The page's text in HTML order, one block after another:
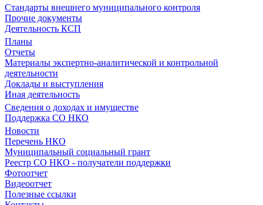
Стандарты внешнего муниципального контроля
Прочие документы
Деятельность КСП
Планы
Отчеты
Материалы экспертно-аналитической и контрольной
деятельности
Доклады и выступления
Иная деятельность
Сведения о доходах и имуществе
Поддержка СО НКО
Новости
Перечень НКО
Муниципальный социальный грант
Реестр СО НКО - получатели поддержки
Фотоотчет
Видеоотчет
Полезные ссылки